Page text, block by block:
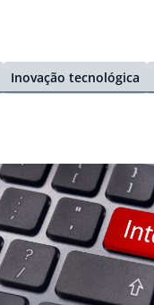
Inovação tecnológica